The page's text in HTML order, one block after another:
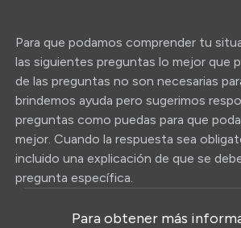
Para que podamos comprender tu
las siguientes preguntas lo mejor que
de las preguntas no son necesarias
brindemos ayuda pero sugerimos
preguntas como puedas para que
mejor. Cuando la respuesta sea
incluido una explicación de que se
pregunta específica.
Para obtener más